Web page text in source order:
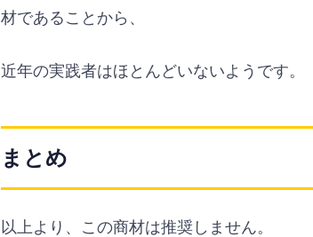
材であることから、
近年の実践者はほとんどいないようです。
まとめ
以上より、この商材は推奨しません。